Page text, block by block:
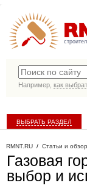
Например, как
ВЫБРАТЬ РАЗДЕЛ
RMNT.RU / Статьи и
Газовая
выбор и